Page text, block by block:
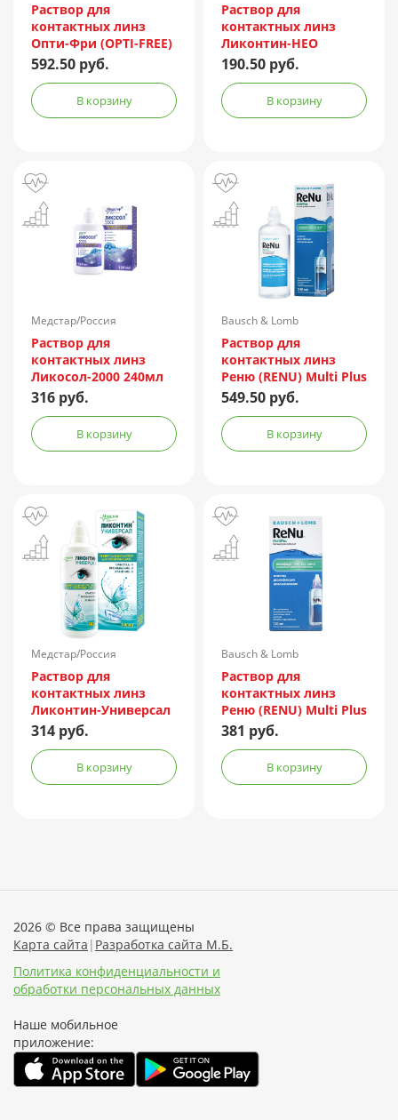
Раствор для
контактных линз
Опти-Фри (OPTI-FREE)
Express 355мл +
контейнер
592.50 руб.
В корзину
Раствор для
контактных линз
Ликонтин-НЕО
Мульти 60мл
190.50 руб.
В корзину
Медстар/Россия
Раствор для
контактных линз
Ликосол-2000 240мл
316 руб.
В корзину
Bausch & Lomb
Incorporated/Италия
Раствор для
контактных линз
Реню (RENU) Multi Plus
240мл + контейнер
549.50 руб.
В корзину
Медстар/Россия
Раствор для
контактных линз
Ликонтин-Универсал
240мл
314 руб.
В корзину
Bausch & Lomb
Incorporated/Италия
Раствор для
контактных линз
Реню (RENU) Multi Plus
120мл + контейнер
381 руб.
В корзину
2026 © Все права защищены
Карта сайта | Разработка сайта М.Б.
Политика конфиденциальности и
обработки персональных данных
Наше мобильное
приложение: